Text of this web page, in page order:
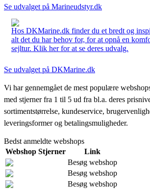
Se udvalget på Marineudstyr.dk
Hos DKMarine.dk finder du et bredt og
alt det du har behov for, for at opnå en
sejltur. Klik her for at se deres udvalg.
Se udvalget på DKMarine.dk
Vi har gennemgået de mest populære
med stjerner fra 1 til 5 ud fra bl.a. deres
sortimentstørrelse, kundeservice,
leveringsformer og betalingsmuligheder.
Bedst anmeldte webshops
Webshop Stjerner
Link
Besøg webshop
Besøg webshop
Besøg webshop